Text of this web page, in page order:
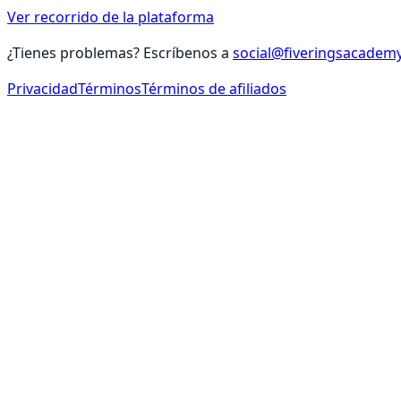
Ver recorrido de la plataforma
¿Tienes problemas? Escríbenos a
PrivacidadTérminosTérminos de afiliados